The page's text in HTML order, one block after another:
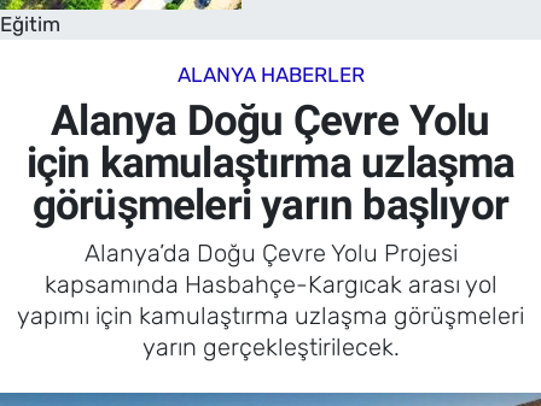
Eğitim
ALANYA HABERLER
Alanya Doğu Çevre Yolu
için kamulaştırma uzlaşma
görüşmeleri yarın başlıyor
Alanya’da Doğu Çevre Yolu Projesi
kapsamında Hasbahçe-Kargıcak arası yol
yapımı için kamulaştırma uzlaşma görüşmeleri
yarın gerçekleştirilecek.